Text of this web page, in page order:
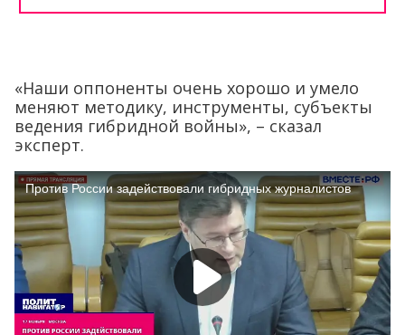
«Наши оппоненты очень хорошо и умело
меняют методику, инструменты, субъекты
ведения гибридной войны», – сказал
эксперт.